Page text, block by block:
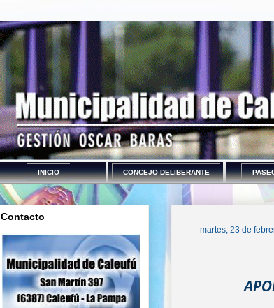
INICIO CONCEJO DELIBERANTE
martes, 23 de
Contacto